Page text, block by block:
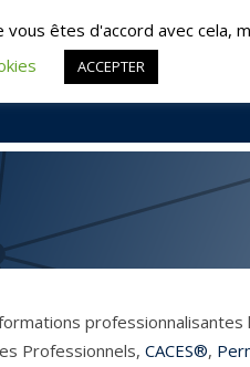
: 02 51 57 57 64
professionnalisantes
Professionnels, CACES®,
êtes d'accord avec cela,
ACCEPTER